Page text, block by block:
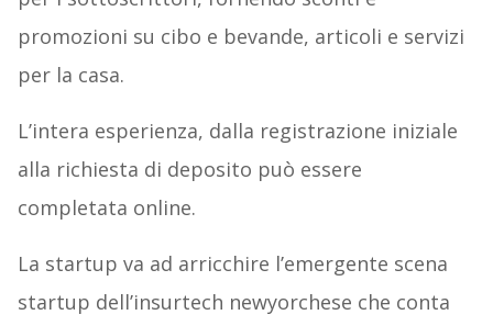
promozioni su cibo e bevande, articoli e servizi
per la casa.
L’intera esperienza, dalla registrazione iniziale
alla richiesta di deposito può essere
completata online.
La startup va ad arricchire l’emergente scena
startup dell’insurtech newyorchese che conta